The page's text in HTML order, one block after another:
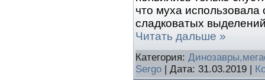
что муха
сладковатых
Читать дальше »
Категория:
Sergo | Дата: 31.03.2019